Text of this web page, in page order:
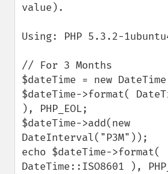
value).
Using: PHP 5.3.2-
// For 3 Months
$dateTime = new
$dateTime->format(
), PHP_EOL;
$dateTime->add(new
DateInterval("P3M"));
echo $dateTime->format(
DateTime::ISO8601 ),